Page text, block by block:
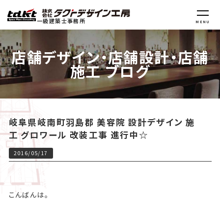
一級建築士事務所 MENU
店舗デザイン・店舗設計・店舗
施工 ブログ
岐阜県岐南町羽島郡 美容院 設計デザイン 施
工 グロワール 改装工事 進行中☆
2016/05/17
こんばんは。